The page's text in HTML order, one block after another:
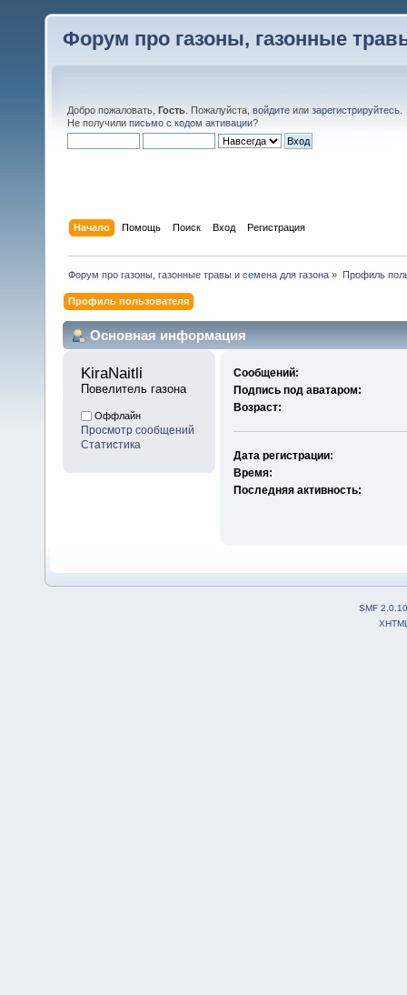
Форум про газоны, газонные
Добро пожаловать, Гость . Пожалуйста, войдите или зарегистрируйтесь
Не получили письмо с кодом активации?
Начало Помощь Поиск Вход Регистрация
Форум про газоны, газонные травы и семена для газона » Профиль
Профиль пользователя
Основная информация
KiraNaitli
Повелитель газона
Оффлайн
Просмотр сообщений
Статистика
Сообщений:
Подпись под аватаром:
Возраст:
Дата регистрации:
Время:
Последняя активность:
SMF 2.0.10